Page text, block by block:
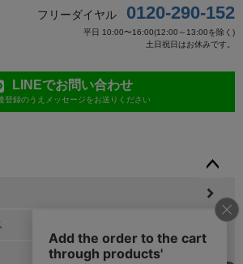
フリーダイヤル 0120-290-152
平日 10:00〜16:00(12:00～13:00を除く)
土日祝日はお休みです。
LINEでお問い合わせ
登録のうえメッセージをお送りください
ペー
ジト
ップ
へ